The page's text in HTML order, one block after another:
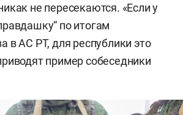
не пересекаются. «Если у
по итогам
в АС РТ, для республики это
пример собеседники